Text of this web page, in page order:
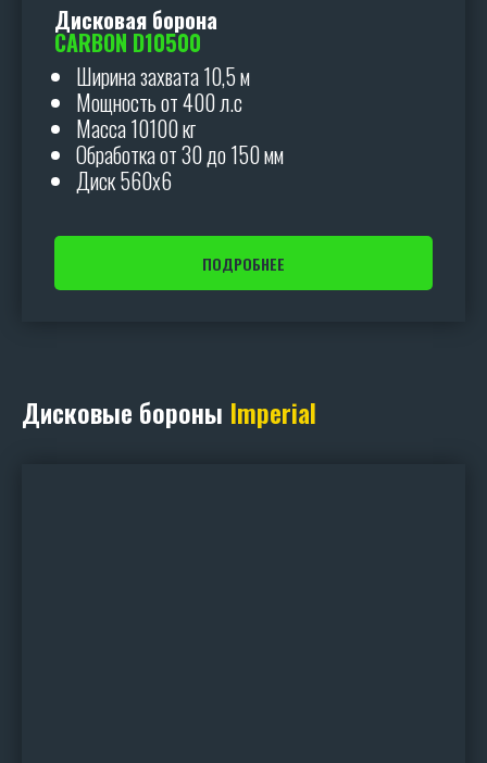
Дисковая борона
CARBON D10500
Ширина захвата 10,5 м
Мощность от 400 л.с
Масса 10100 кг
Обработка от 30 до 150 мм
Диск 560х6
ПОДРОБНЕЕ
Дисковые бороны Imperial